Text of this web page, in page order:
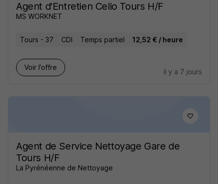
Agent d'Entretien Celio Tours H/F
MS WORKNET
Tours - 37 CDI Temps partiel 12,52 € / heure
Voir l’offre
il y a 7 jours
Agent de Service Nettoyage Gare de
Tours H/F
La Pyrénéenne de Nettoyage